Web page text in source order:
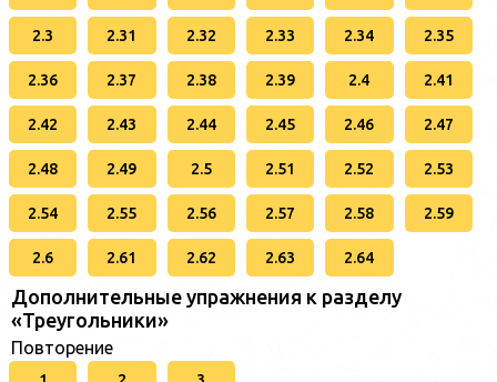
2.3 2.31 2.32 2.33 2.34 2.35
2.36 2.37 2.38 2.39 2.4 2.41
2.42 2.43 2.44 2.45 2.46 2.47
2.48 2.49 2.5 2.51 2.52 2.53
2.54 2.55 2.56 2.57 2.58 2.59
2.6 2.61 2.62 2.63 2.64
Дополнительные упражнения к разделу
«Треугольники»
Повторение